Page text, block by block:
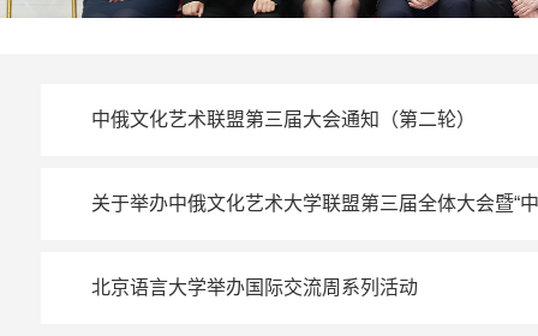
中俄文化艺术联盟第三届大会通知（第二轮）
关于举办中俄文化艺术大学联盟第三届全体大会暨“
北京语言大学举办国际交流周系列活动